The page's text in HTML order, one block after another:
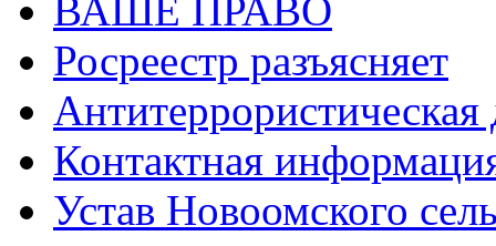
ВАШЕ ПРАВО
Росреестр разъясняет
Антитеррористическая
Контактная
Устав Новоомского